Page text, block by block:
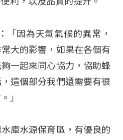
「因為天氣氣候的異常，
大的影響，如果在各個有
一起來同心協力，協助蜂
這個部分我們還需要有很
」
庫水源保育區，有優良的